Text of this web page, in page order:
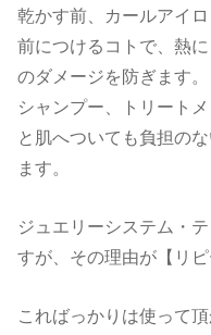
乾かす前、カールアイ
前につけるコトで、熱
のダメージを防ぎます。
シャンプー、トリート
と肌へついても負担の
ます。
ジュエリーシステム・
すが、その理由が【リ
こればっかりは使って